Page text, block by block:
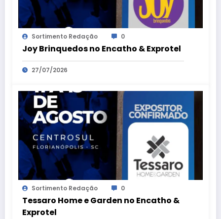
Sortimento Redação 0
Joy Brinquedos no Encatho & Exprotel
27/07/2026
Sortimento Redação 0
Tessaro Home e Garden no Encatho &
Exprotel